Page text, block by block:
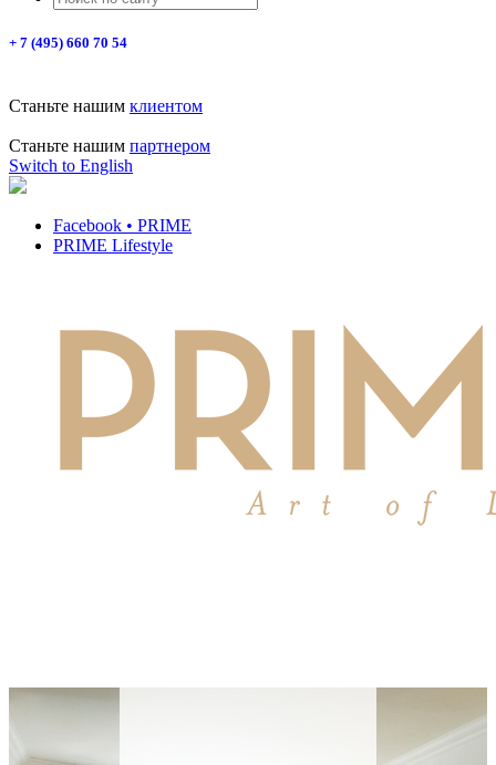
+ 7 (495) 660 70 54
Станьте нашим клиентом
Станьте нашим партнером
Switch to English
Facebook • PRIME
PRIME Lifestyle